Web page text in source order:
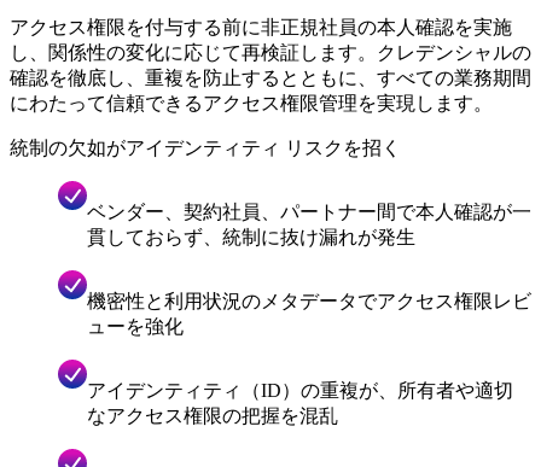
アクセス権限を付与する前に非正規社員の本人確認を実施
し、関係性の変化に応じて再検証します。クレデンシャルの
確認を徹底し、重複を防止するとともに、すべての業務期間
にわたって信頼できるアクセス権限管理を実現します。
統制の欠如がアイデンティティ リスクを招く
ベンダー、契約社員、パートナー間で本人確認が一
貫しておらず、統制に抜け漏れが発生
機密性と利用状況のメタデータでアクセス権限レビ
ューを強化
アイデンティティ（ID）の重複が、所有者や適切
なアクセス権限の把握を混乱